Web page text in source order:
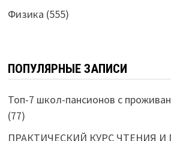
Физика (555)
ПОПУЛЯРНЫЕ ЗАПИСИ
Топ-7 школ-пансионов с
(77)
ПРАКТИЧЕСКИЙ КУРС ЧТЕНИЯ